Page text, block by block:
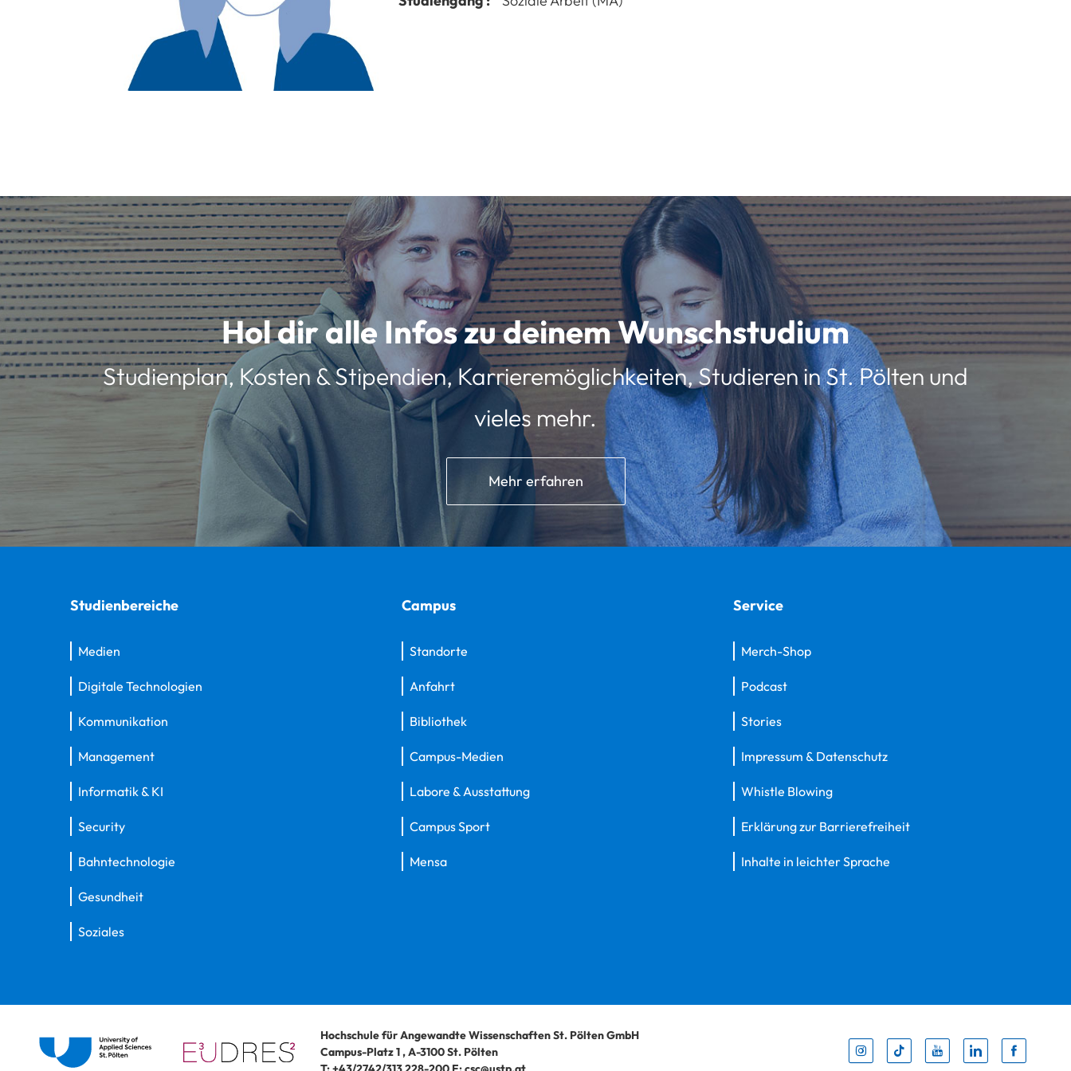
Hol dir alle Infos zu deinem Wunschstudium
Studienplan, Kosten & Stipendien, Karrieremöglichkeiten, Studieren in St. Pölten und
vieles mehr.
Mehr erfahren
Studienbereiche
Medien
Digitale Technologien
Kommunikation
Management
Informatik & KI
Security
Bahntechnologie
Gesundheit
Soziales
Campus
Standorte
Anfahrt
Bibliothek
Campus-Medien
Labore & Ausstattung
Campus Sport
Mensa
Service
Merch-Shop
Podcast
Stories
Impressum & Datenschutz
Whistle Blowing
Erklärung zur Barrierefreiheit
Inhalte in leichter Sprache
Hochschule für Angewandte Wissenschaften St. Pölten GmbH
Campus-Platz 1,A-3100St. Pölten